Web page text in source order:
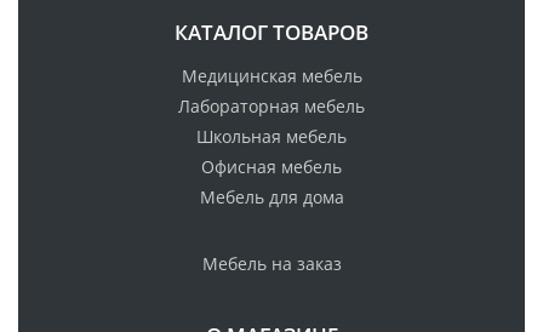
КАТАЛОГ ТОВАРОВ
Медицинская мебель
Лабораторная мебель
Школьная мебель
Офисная мебель
Мебель для дома
Мебель на заказ